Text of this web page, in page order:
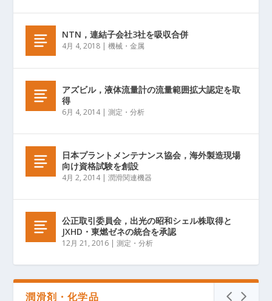
NTN，連結子会社3社を吸収合併
4月 4, 2018 |機械・金属
アズビル，液体流量計の流量範囲拡大認定を取
得
6月 4, 2014|測定・分析
日本プラントメンテナンス協会，海外製造現場
向け資格試験を創設
4月 2, 2014|潤滑関連機器
公正取引委員会，出光の昭和シェル株取得と
JXHD・東燃ゼネの統合を承認
12月 21, 2016 |測定・分析
潤滑剤・化学品